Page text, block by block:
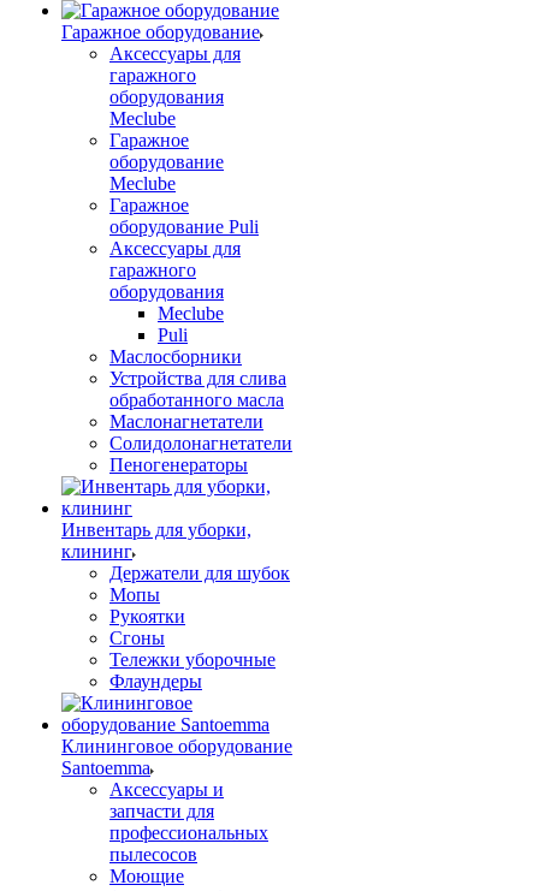
Гаражное оборудование
Аксессуары для
гаражного
оборудования
Meclube
Гаражное
оборудование
Meclube
Гаражное
оборудование Puli
Аксессуары для
гаражного
оборудования
Meclube
Puli
Маслосборники
Устройства для слива
обработанного масла
Маслонагнетатели
Солидолонагнетатели
Пеногенераторы
Инвентарь для уборки,
клининг
Держатели для шубок
Мопы
Рукоятки
Сгоны
Тележки уборочные
Флаундеры
Клининговое оборудование
Santoemma
Аксессуары и
запчасти для
профессиональных
пылесосов
Моющие